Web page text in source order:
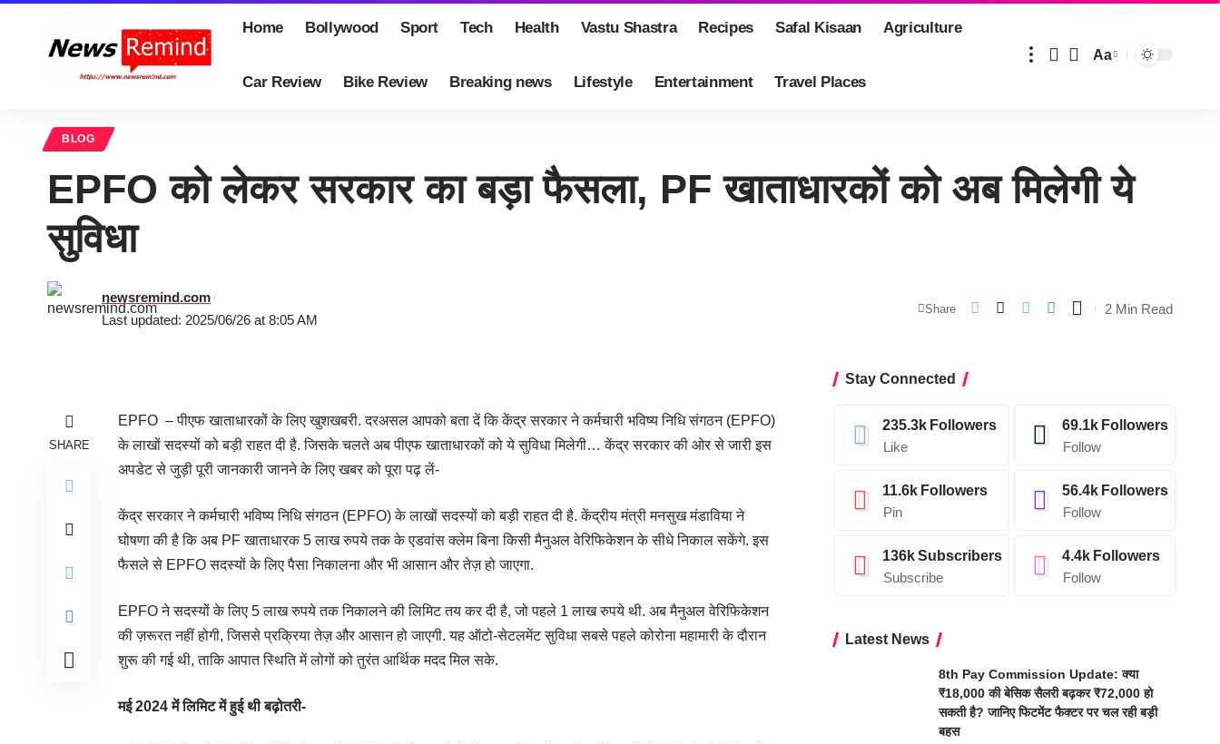
Home Bollywood Sport Tech Health Vastu Shastra Recipes Safal Kisaan Agriculture
Car Review Bike Review Breaking news Lifestyle Entertainment Travel Places
Aa
BLOG
EPFO को लेकर सरकार का बड़ा फैसला, PF खाताधारकों को अब मिलेगी ये
सुविधा
Last updated: 2025/06/26 at 8:05 AM
newsremind.com
Share 2 Min Read
SHARE
EPFO – पीएफ खाताधारकों के लिए खुशखबरी. दरअसल आपको बता दें कि केंद्र सरकार ने कर्मचारी भविष्य निधि संगठन (EPFO)
के लाखों सदस्यों को बड़ी राहत दी है. जिसके चलते अब पीएफ खाताधारकों को ये सुविधा मिलेगी… केंद्र सरकार की ओर से जारी इस
अपडेट से जुड़ी पूरी जानकारी जानने के लिए खबर को पूरा पढ़ लें-
केंद्र सरकार ने कर्मचारी भविष्य निधि संगठन (EPFO) के लाखों सदस्यों को बड़ी राहत दी है. केंद्रीय मंत्री मनसुख मंडाविया ने
घोषणा की है कि अब PF खाताधारक 5 लाख रुपये तक के एडवांस क्लेम बिना किसी मैनुअल वेरिफिकेशन के सीधे निकाल सकेंगे. इस
फैसले से EPFO सदस्यों के लिए पैसा निकालना और भी आसान और तेज़ हो जाएगा.
EPFO ने सदस्यों के लिए 5 लाख रुपये तक निकालने की लिमिट तय कर दी है, जो पहले 1 लाख रुपये थी. अब मैनुअल वेरिफिकेशन
की ज़रूरत नहीं होगी, जिससे प्रक्रिया तेज़ और आसान हो जाएगी. यह ऑटो-सेटलमेंट सुविधा सबसे पहले कोरोना महामारी के दौरान
शुरू की गई थी, ताकि आपात स्थिति में लोगों को तुरंत आर्थिक मदद मिल सके.
मई 2024 में लिमिट में हुई थी बढ़ोतरी-
Stay Connected
235.3k Followers
Like
69.1k Followers
Follow
11.6k Followers
Pin
56.4k Followers
Follow
136kSubscribers
Subscribe
4.4k Followers
Follow
Latest News
8th Pay Commission Update: क्या
₹18,000 की बेसिक सैलरी बढ़कर ₹72,000 हो
सकती है? जानिए फिटमेंट फैक्टर पर चल रही बड़ी
बहस